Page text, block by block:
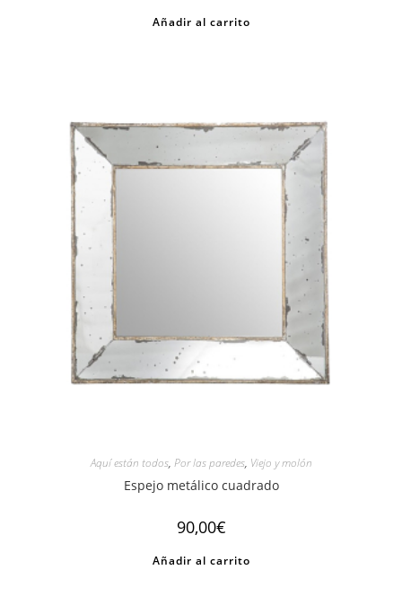
Añadir al carrito
Aquí están todos, Por las paredes, Viejo y molón
Espejo metálico cuadrado
90,00€
Añadir al carrito